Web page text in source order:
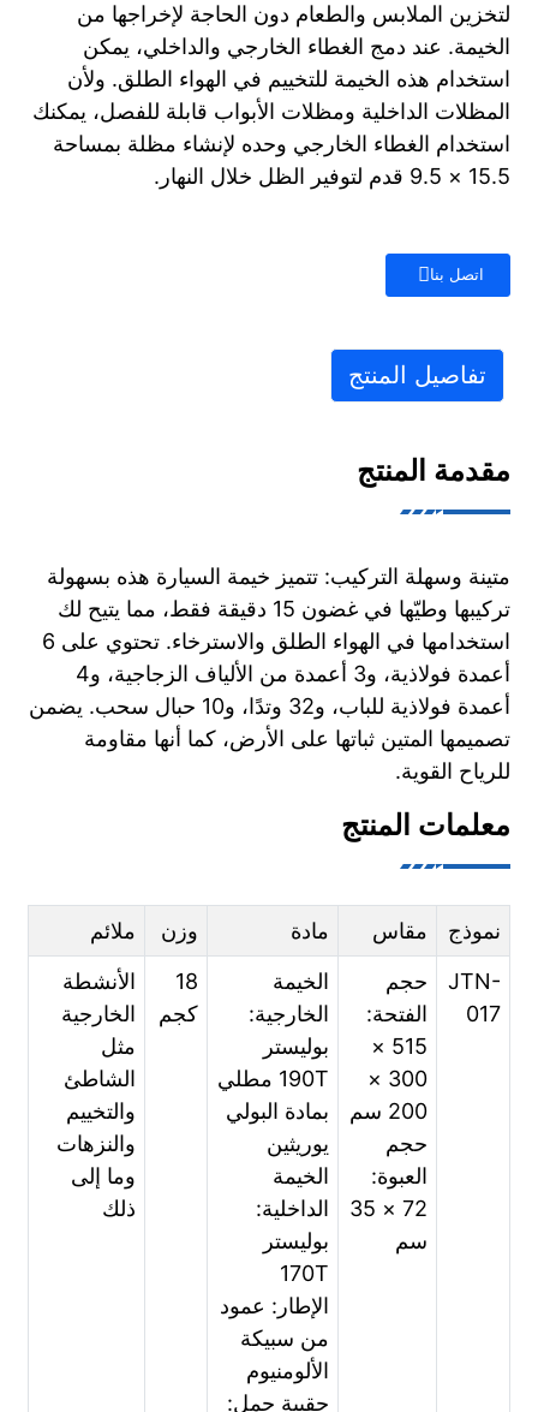
لتخزين الملابس والطعام دون الحاجة لإخراجها من
الخيمة. عند دمج الغطاء الخارجي والداخلي، يمكن
استخدام هذه الخيمة للتخييم في الهواء الطلق. ولأن
المظلات الداخلية ومظلات الأبواب قابلة للفصل، يمكنك
استخدام الغطاء الخارجي وحده لإنشاء مظلة بمساحة
15.5 × 9.5 قدم لتوفير الظل خلال النهار.
اتصل بنا
تفاصيل المنتج
مقدمة المنتج
متينة وسهلة التركيب: تتميز خيمة السيارة هذه بسهولة
تركيبها وطيّها في غضون 15 دقيقة فقط، مما يتيح لك
استخدامها في الهواء الطلق والاسترخاء. تحتوي على 6
أعمدة فولاذية، و3 أعمدة من الألياف الزجاجية، و4
أعمدة فولاذية للباب، و32 وتدًا، و10 حبال سحب. يضمن
تصميمها المتين ثباتها على الأرض، كما أنها مقاومة
للرياح القوية.
معلمات المنتج
نموذج مقاس مادة وزن
ملائم
JTN-
017
حجم
الفتحة:
515 ×
300 ×
200 سم
حجم
العبوة:
72 × 35
سم
الخيمة
الخارجية:
بوليستر
190T مطلي
بمادة البولي
يوريثين
الخيمة
الداخلية:
بوليستر
170T
الإطار: عمود
من سبيكة
الألومنيوم
حقيبة حمل:
18
كجم
الأنشطة
الخارجية
مثل
الشاطئ
والتخييم
والنزهات
وما إلى
ذلك